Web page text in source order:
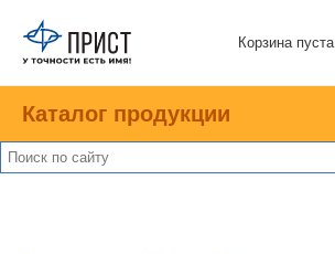
Корзина пуста
Каталог продукции